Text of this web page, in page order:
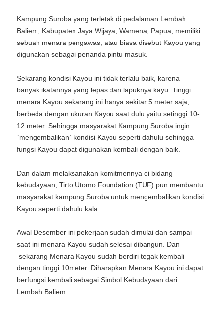
Kampung Suroba yang terletak di pedalaman Lembah
Baliem, Kabupaten Jaya Wijaya, Wamena, Papua, memiliki
sebuah menara pengawas, atau biasa disebut Kayou yang
digunakan sebagai penanda pintu masuk.
Sekarang kondisi Kayou ini tidak terlalu baik, karena
banyak ikatannya yang lepas dan lapuknya kayu. Tinggi
menara Kayou sekarang ini hanya sekitar 5 meter saja,
berbeda dengan ukuran Kayou saat dulu yaitu setinggi 10-
12 meter. Sehingga masyarakat Kampung Suroba ingin
`mengembalikan` kondisi Kayou seperti dahulu sehingga
fungsi Kayou dapat digunakan kembali dengan baik.
Dan dalam melaksanakan komitmennya di bidang
kebudayaan, Tirto Utomo Foundation (TUF) pun membantu
masyarakat kampung Suroba untuk mengembalikan kondisi
Kayou seperti dahulu kala.
Awal Desember ini pekerjaan sudah dimulai dan sampai
saat ini menara Kayou sudah selesai dibangun. Dan
sekarang Menara Kayou sudah berdiri tegak kembali
dengan tinggi 10meter. Diharapkan Menara Kayou ini dapat
berfungsi kembali sebagai Simbol Kebudayaan dari
Lembah Baliem.